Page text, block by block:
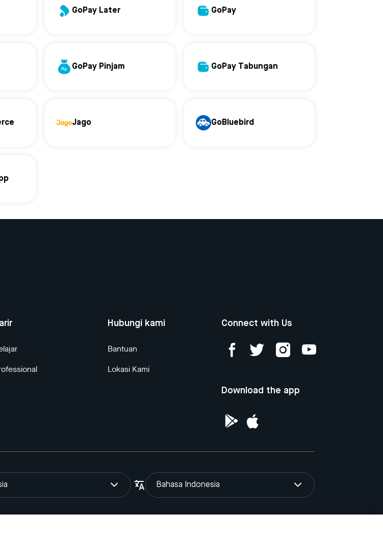
GoPay Later GoPay
GoPay Pinjam GoPay Tabungan
Jago GoBluebird
Hubungi kami
Bantuan
Lokasi Kami
Connect with Us
Download the app
Bahasa Indonesia
Terdaftar pada Direktorat Jendral Kekayaan Intelektual Republik Indonesia.